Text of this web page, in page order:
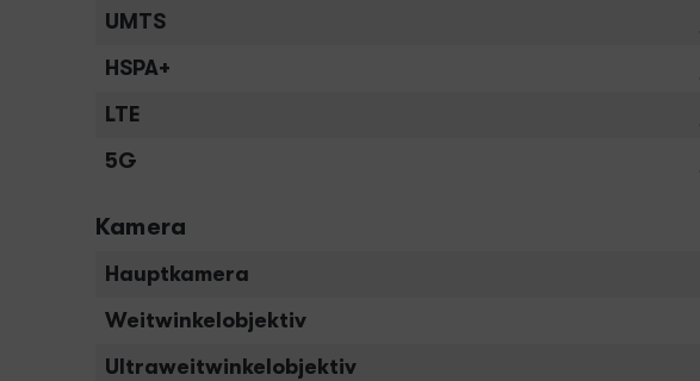
UMTS
HSPA+
LTE
5G
Kamera
Hauptkamera
Weitwinkelobjektiv
Ultraweitwinkelobjektiv